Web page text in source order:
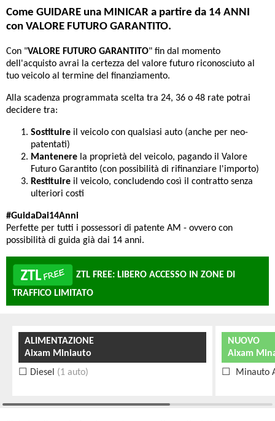
Come GUIDARE una MINICAR a partire da 14 ANNI
con VALORE FUTURO GARANTITO.
Con "VALORE FUTURO GARANTITO" fin dal momento
dell'acquisto avrai la certezza del valore futuro riconosciuto al
tuo veicolo al termine del finanziamento.
Alla scadenza programmata scelta tra 24, 36 o 48 rate potrai
decidere tra:
Sostituire il veicolo con qualsiasi auto (anche per neo-
patentati)
Mantenere la proprietà del veicolo, pagando il Valore
Futuro Garantito (con possibilità di rifinanziare l'importo)
Restituire il veicolo, concludendo così il contratto senza
ulteriori costi
#GuidaDai14Anni
Perfette per tutti i possessori di patente AM - ovvero con
possibilità di guida già dai 14 anni.
ZTL FREE: LIBERO ACCESSO IN ZONE DI
TRAFFICO LIMITATO
ALIMENTAZIONE
Aixam Miniauto
Diesel (1 auto)
NUOVO
Aixam
Minauto